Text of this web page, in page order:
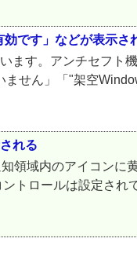
です」などが表示さ
ます。アンチセフト
せん」「"架空
れる
領域内のアイコンに
トロールは設定され